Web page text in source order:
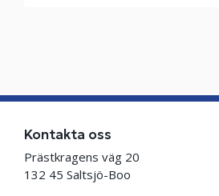
Kontakta oss
Prästkragens väg 20
132 45 Saltsjö-Boo